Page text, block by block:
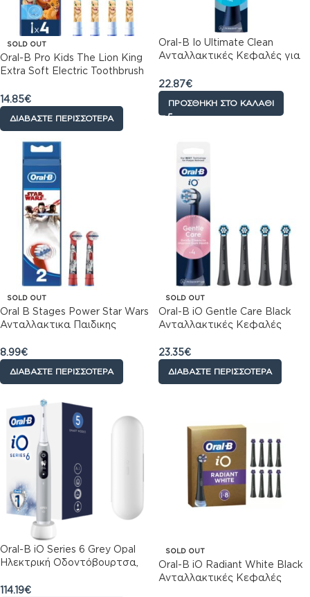
SOLD OUT
Oral-B Pro Kids The Lion King
Extra Soft Electric Toothbrush
Κεφαλές Παιδικής Ηλεκτρικής
Οδοντόβουρτσας με Μικρή
Κεφαλή & Πολύ Μαλακές Ίνες
14.85€
ΔΙΑΒΆΣΤΕ ΠΕΡΙΣΣΌΤΕΡΑ
Oral-B Io Ultimate Clean
Ανταλλακτικές Κεφαλές για
4τμχ
22.87€
ΠΡΟΣΘΉΚΗ ΣΤΟ ΚΑΛΆΘΙ
SOLD OUT
Oral B Stages Power Star Wars
Ανταλλακτικα Παιδικης
2 τεμάχια
8.99€
ΔΙΑΒΆΣΤΕ ΠΕΡΙΣΣΌΤΕΡΑ
SOLD OUT
Oral-B iO Gentle Care Black
Ανταλλακτικές Κεφαλές
4τεμ
23.35€
ΔΙΑΒΆΣΤΕ ΠΕΡΙΣΣΌΤΕΡΑ
Oral-B iO Series 6 Grey Opal
Ηλεκτρική Οδοντόβουρτσα,
114.19€
SOLD OUT
Oral-B iO Radiant White Black
Ανταλλακτικές Κεφαλές